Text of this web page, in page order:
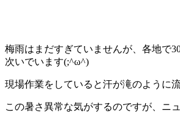
梅雨はまだすぎていませんが、各地で
次いでいます(;^ω^)
現場作業をしていると汗が滝のように
この暑さ異常な気がするのですが、ニ